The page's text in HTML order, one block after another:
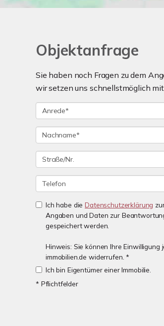
Objektanfrage
Sie haben noch Fragen zu dem
wir setzen uns schnellstmöglich
Ich habe dieDatenschutzerklärung
Angaben und Daten zur
gespeichert werden.
Hinweis: Sie können Ihre
immobilien.de widerrufen. *
Ich bin Eigentümer einer Immobilie.
* Pflichtfelder